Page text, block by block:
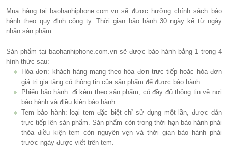
Mua hàng tại baohanhiphone.com.vn sẽ được hưởng chính sách bảo
hành theo quy định công ty. Thời gian bảo hành 30 ngày kể từ ngày
nhận sản phẩm.
Sản phẩm tại baohanhiphone.com.vn sẽ được bảo hành bằng 1 trong 4
hình thức sau:
Hóa đơn: khách hàng mang theo hóa đơn trực tiếp hoặc hóa đơn
giá trị gia tăng có thông tin của sản phẩm để được bảo hành.
Phiếu bảo hành: đi kèm theo sản phẩm, có đầy đủ thông tin về nơi
bảo hành và điều kiện bảo hành.
Tem bảo hành: loại tem đặc biệt chỉ sử dụng một lần, được dán
trực tiếp lên sản phẩm. Sản phẩm còn trong thời hạn bảo hành phải
thỏa điều kiện tem còn nguyên vẹn và thời gian bảo hành phải
trước ngày được viết trên tem.